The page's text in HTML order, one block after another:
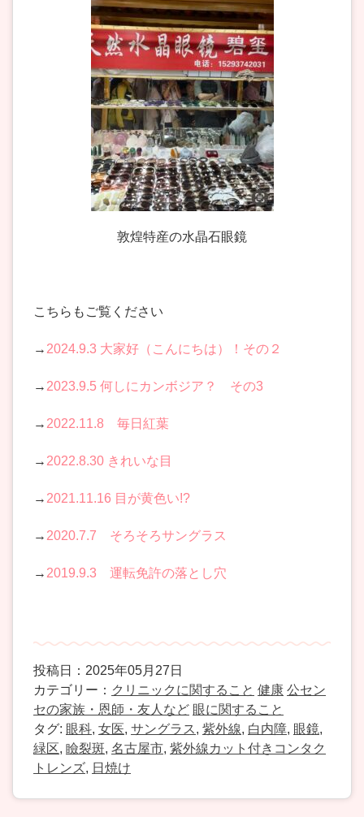
敦煌特産の水晶石眼鏡
こちらもご覧ください
→ 2024.9.3 大家好（こんにちは）！その２
→ 2023.9.5 何しにカンボジア？ その3
→ 2022.11.8 毎日紅葉
→ 2022.8.30 きれいな目
→ 2021.11.16 目が黄色い!?
→ 2020.7.7 そろそろサングラス
→ 2019.9.3 運転免許の落とし穴
投稿日：2025年05月27日
カテゴリー： クリニックに関すること 健康 公セン
セの家族・恩師・友人など 眼に関すること
タグ: 眼科, 女医, サングラス , 紫外線, 白内障, 眼鏡,
緑区, 瞼裂斑, 名古屋市, 紫外線カット付きコンタク
トレンズ, 日焼け